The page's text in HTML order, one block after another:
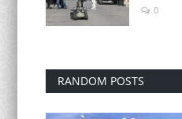
0
RANDOM POSTS